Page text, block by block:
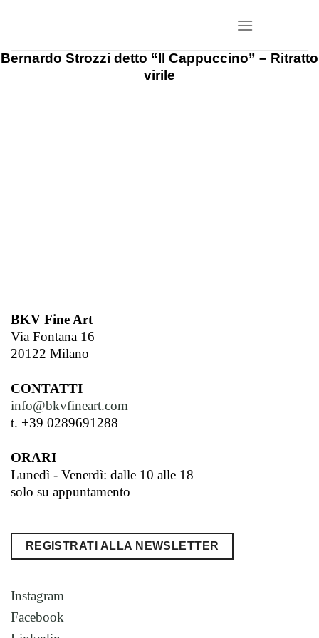
Bernardo Strozzi detto “Il Cappuccino” – Ritratto
virile
BKV Fine Art
Via Fontana 16
20122 Milano
CONTATTI
info@bkvfineart.com
t. +39 0289691288
ORARI
Lunedì - Venerdì: dalle 10 alle 18
solo su appuntamento
REGISTRATI ALLA NEWSLETTER
Instagram
Facebook